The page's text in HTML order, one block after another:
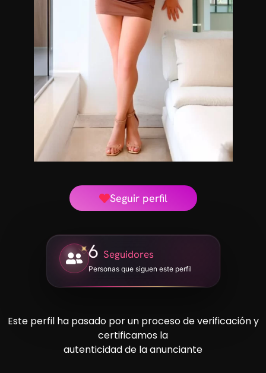
Seguir perfil
6 Seguidores
Personas que siguen este perfil
Este perfil ha pasado por un proceso de verificación y
certificamos la
autenticidad de la anunciante